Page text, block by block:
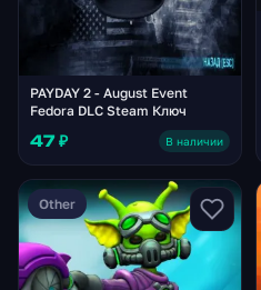
PAYDAY 2 - August Event
Fedora DLC Steam Ключ
47 ₽ В наличии
Other